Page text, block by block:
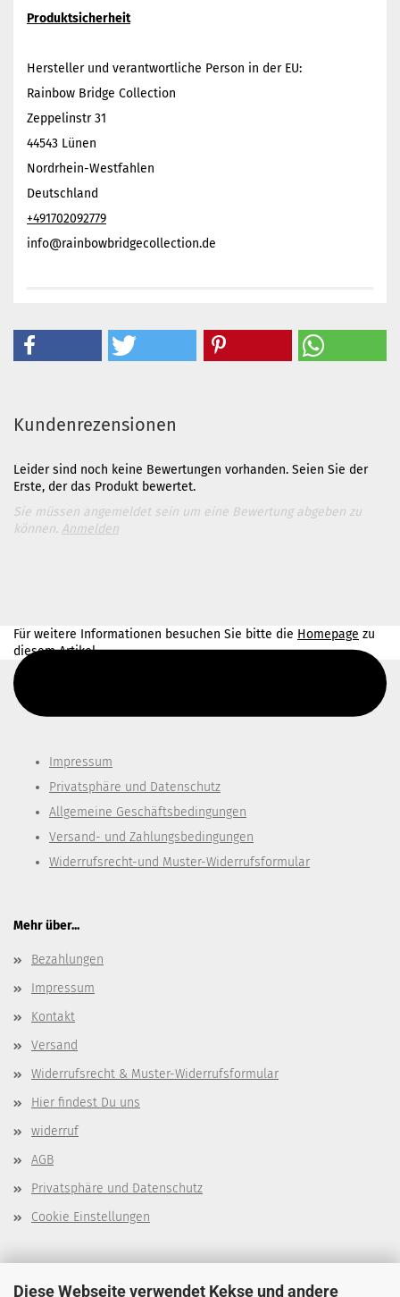
Diese Webseite verwendet Kekse und andere
Produktsicherheit
Hersteller und verantwortliche Person in der EU:
Rainbow Bridge Collection
Zeppelinstr 31
44543 Lünen
Nordrhein-Westfahlen
Deutschland
+491702092779
info@rainbowbridgecollection.de
Kundenrezensionen
Leider sind noch keine Bewertungen vorhanden. Seien Sie der
Erste, der das Produkt bewertet.
Sie müssen angemeldet sein um eine Bewertung abgeben zu
können. Anmelden
Für weitere Informationen besuchen Sie bitte die Homepage zu
diesem Artikel.
Impressum
Privatsphäre und Datenschutz
Allgemeine Geschäftsbedingungen
Versand- und Zahlungsbedingungen
Widerrufsrecht-und Muster-Widerrufsformular
Mehr über...
Bezahlungen
Impressum
Kontakt
Versand
Widerrufsrecht & Muster-Widerrufsformular
Hier findest Du uns
widerruf
AGB
Privatsphäre und Datenschutz
Cookie Einstellungen
Über mich